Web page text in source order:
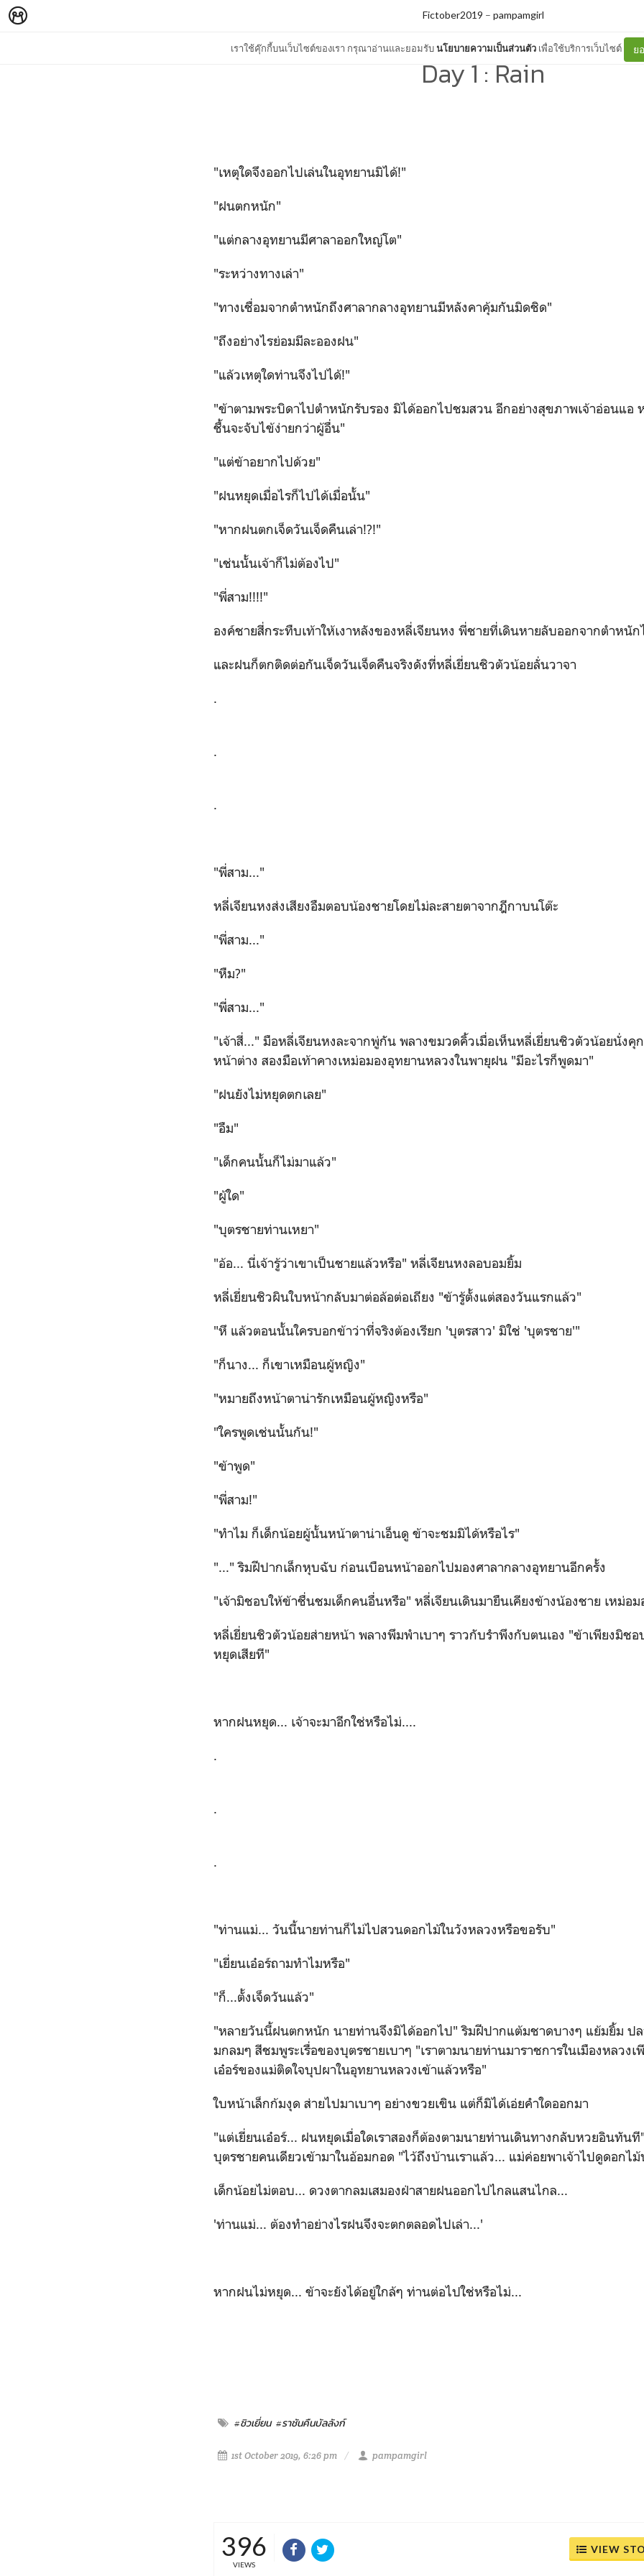
เราใช้คุ๊กกี้บนเว็บไซต์ของเรา กรุณาอ่านและยอมรับนโยบายความเป็นส่วนตัว เพื่อใช้บริการเว็บไซต์ ย
Fictober2019 – pampamgirl
Day 1 : Rain
"เหตุใดจึงออกไปเล่นในอุทยานมิได้!"
"ฝนตกหนัก"
"แต่กลางอุทยานมีศาลาออกใหญ่โต"
"ระหว่างทางเล่า"
"ทางเชื่อมจากตำหนักถึงศาลากลางอุทยานมีหลังคาคุ้มกันมิดชิด"
"ถึงอย่างไรย่อมมีละอองฝน"
"แล้วเหตุใดท่านจึงไปได้!"
"ข้าตามพระบิดาไปตำหนักรับรอง มิได้ออกไปชมสวน อีกอย่างสุขภาพเจ้าอ่อนแอ
ชื้นจะจับไข้ง่ายกว่าผู้อื่น"
"แต่ข้าอยากไปด้วย"
"ฝนหยุดเมื่อไรก็ไปได้เมื่อนั้น"
"หากฝนตกเจ็ดวันเจ็ดคืนเล่า!?!"
"เช่นนั้นเจ้าก็ไม่ต้องไป"
"พี่สาม!!!!"
องค์ชายสี่กระทืบเท้าให้เงาหลังของหลี่เจียนหง พี่ชายที่เดินหายลับออกจากตำหนั
และฝนก็ตกติดต่อกันเจ็ดวันเจ็ดคืนจริงดังที่หลี่เยี่ยนชิวตัวน้อยลั่นวาจา
.
.
.
"พี่สาม..."
หลี่เจียนหงส่งเสียงอืมตอบน้องชายโดยไม่ละสายตาจากฎีกาบนโต๊ะ
"พี่สาม..."
"หืม?"
"พี่สาม..."
"เจ้าสี่..." มือหลี่เจียนหงละจากพู่กัน พลางขมวดคิ้วเมื่อเห็นหลี่เยี่ยนชิวตัวน้อยนั่งคุ
หน้าต่าง สองมือเท้าคางเหม่อมองอุทยานหลวงในพายุฝน "มีอะไรก็พูดมา"
"ฝนยังไม่หยุดตกเลย"
"อืม"
"เด็กคนนั้นก็ไม่มาแล้ว"
"ผู้ใด"
"บุตรชายท่านเหยา"
"อ้อ... นี่เจ้ารู้ว่าเขาเป็นชายแล้วหรือ" หลี่เจียนหงลอบอมยิ้ม
หลี่เยี่ยนชิวผินใบหน้ากลับมาต่อล้อต่อเถียง "ข้ารู้ตั้งแต่สองวันแรกแล้ว"
"หึ แล้วตอนนั้นใครบอกข้าว่าที่จริงต้องเรียก 'บุตรสาว' มิใช่ 'บุตรชาย'"
"ก็นาง... ก็เขาเหมือนผู้หญิง"
"หมายถึงหน้าตาน่ารักเหมือนผู้หญิงหรือ"
"ใครพูดเช่นนั้นกัน!"
"ข้าพูด"
"พี่สาม!"
"ทำไม ก็เด็กน้อยผู้นั้นหน้าตาน่าเอ็นดู ข้าจะชมมิได้หรือไร"
"..." ริมฝีปากเล็กหุบฉับ ก่อนเบือนหน้าออกไปมองศาลากลางอุทยานอีกครั้ง
"เจ้ามิชอบให้ข้าชื่นชมเด็กคนอื่นหรือ" หลี่เจียนเดินมายืนเคียงข้างน้องชาย เหม่อ
หลี่เยี่ยนชิวตัวน้อยส่ายหน้า พลางพึมพำเบาๆ ราวกับรำพึงกับตนเอง "ข้าเพียงมิช
หยุดเสียที"
หากฝนหยุด... เจ้าจะมาอีกใช่หรือไม่....
.
.
.
"ท่านแม่... วันนี้นายท่านก็ไม่ไปสวนดอกไม้ในวังหลวงหรือขอรับ"
"เยี่ยนเอ๋อร์ถามทำไมหรือ"
"ก็...ตั้งเจ็ดวันแล้ว"
"หลายวันนี้ฝนตกหนัก นายท่านจึงมิได้ออกไป" ริมฝีปากแต้มชาดบางๆ แย้มยิ้ม ปล
มกลมๆ สีชมพูระเรื่อของบุตรชายเบาๆ "เราตามนายท่านมาราชการในเมืองหลวงเ
เอ๋อร์ของแม่ติดใจบุปผาในอุทยานหลวงเข้าแล้วหรือ"
ใบหน้าเล็กก้มงุด ส่ายไปมาเบาๆ อย่างขวยเขิน แต่ก็มิได้เอ่ยคำใดออกมา
"แต่เยี่ยนเอ๋อร์... ฝนหยุดเมื่อใดเราสองก็ต้องตามนายท่านเดินทางกลับหวยอินทันที
บุตรชายคนเดียวเข้ามาในอ้อมกอด "ไว้ถึงบ้านเราแล้ว... แม่ค่อยพาเจ้าไปดูดอกไ
เด็กน้อยไม่ตอบ... ดวงตากลมเสมองฝ่าสายฝนออกไปไกลแสนไกล...
'ท่านแม่... ต้องทำอย่างไรฝนจึงจะตกตลอดไปเล่า...'
หากฝนไม่หยุด... ข้าจะยังได้อยู่ใกล้ๆ ท่านต่อไปใช่หรือไม่...
#ชิวเยี่ยน #ราชันคืนบัลลังก์
1st October 2019, 6:26 pm pampamgirl
396
VIEWS
VIEW